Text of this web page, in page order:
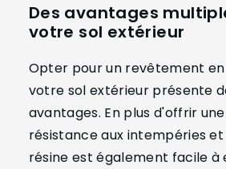
Des avantages
votre sol extérieur
Opter pour un revêtement
votre sol extérieur présente
avantages. En plus d'offrir
résistance aux intempéries et
résine est également facile à